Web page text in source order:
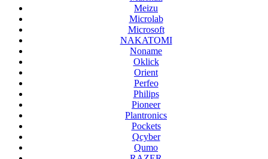
Meizu
Microlab
Microsoft
NAKATOMI
Noname
Oklick
Orient
Perfeo
Philips
Pioneer
Plantronics
Pockets
Qcyber
Qumo